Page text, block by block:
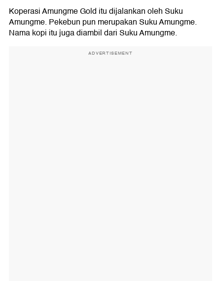
Koperasi Amungme Gold itu dijalankan oleh Suku
Amungme. Pekebun pun merupakan Suku Amungme.
Nama kopi itu juga diambil dari Suku Amungme.
ADVERTISEMENT